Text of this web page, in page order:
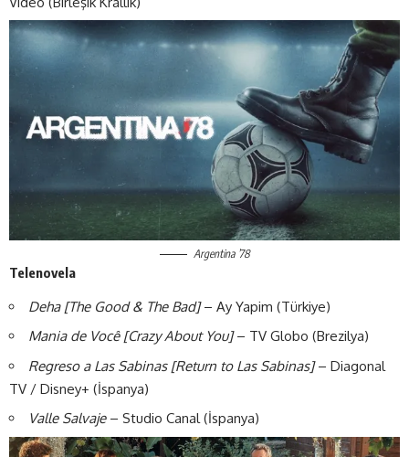
Argentina ’78
Telenovela
Deha [The Good & The Bad]– Ay Yapim (Türkiye)
Mania de Vocȇ [Crazy About You]– TV Globo (Brezilya)
Regreso a Las Sabinas [Return to Las Sabinas]– Diagonal
TV / Disney+ (İspanya)
Valle Salvaje– Studio Canal (İspanya)